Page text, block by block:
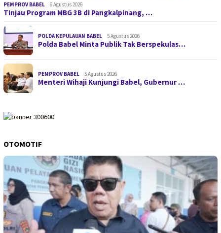
PEMPROV BABEL 6 Agustus 2026
Tinjau Program MBG 3B di Pangkalpinang, …
POLDA KEPULAUAN BABEL 5 Agustus 2026
Polda Babel Minta Publik Tak Berspekulas…
PEMPROV BABEL 5 Agustus 2026
Menteri Wihaji Kunjungi Babel, Gubernur …
OTOMOTIF